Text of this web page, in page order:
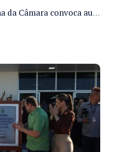
Comissão externa da Câmara convoca audiência pública sobre chuvas na Zona da Mata de Minas Gerais e impactos em Juiz de Fora